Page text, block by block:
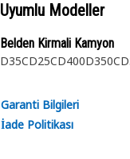
Uyumlu Modeller
Belden Kirmali Kamyon
D35CD25CD400D350C
Garanti Bilgileri
İade Politikası